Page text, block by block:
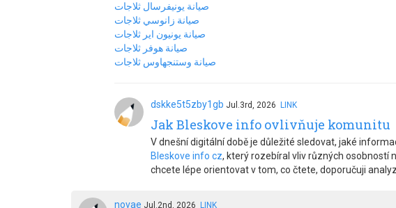
صيانة يونيفرسال ثلاجات
صيانة زانوسي ثلاجات
صيانة يونيون اير ثلاجات
صيانة هوفر ثلاجات
صيانة وستنجهاوس ثلاجات
dskke5t5zby1gb Jul.3rd, 2026 LINK
Jak Bleskove info ovlivňuje komunitu
V dnešní digitální době je důležité sledovat, jaké
Bleskove info cz, který rozebíral vliv různých osobností
chcete lépe orientovat v tom, co čtete, doporučuji
novae Jul.2nd, 2026 LINK